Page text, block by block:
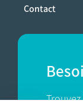
Contact